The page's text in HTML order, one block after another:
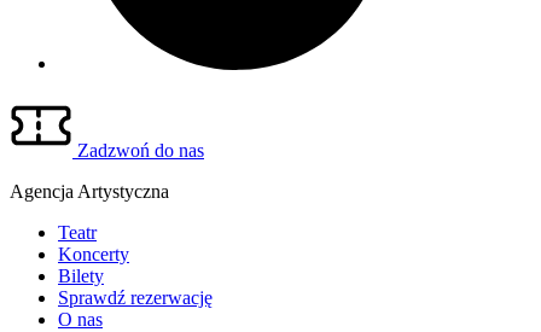
Zadzwoń do nas
Agencja Artystyczna
Teatr
Koncerty
Bilety
Sprawdź rezerwację
O nas